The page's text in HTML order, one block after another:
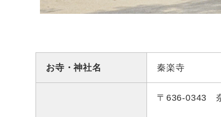
お寺・神社名 秦楽寺
〒636-0343